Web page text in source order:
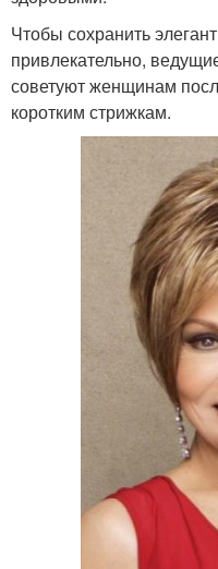
Чтобы сохранить
привлекательно,
советуют женщинам
коротким стрижкам.